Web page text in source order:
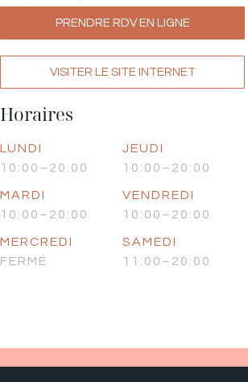
PRENDRE RDV EN LIGNE
VISITER LE SITE INTERNET
Horaires
LUNDI
10:00–20:00
MARDI
10:00–20:00
MERCREDI
FERMÉ
JEUDI
10:00–20:00
VENDREDI
10:00–20:00
SAMEDI
11:00–20:00